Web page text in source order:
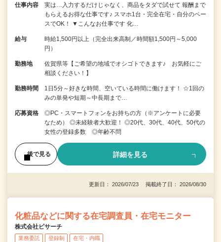
仕事内容
実は…入力するだけじゃなく、商品をタダで試せて 報酬まで
もらえるお得な仕事です♪ スマホ1台・完全在宅・自分のペー
スでOK！ ▼こんなお仕事です 化…
給与
時給1,500円以上（完全出来高制／時間額1,500円～5,000
円）
勤務地
佐賀県等【ご希望の地域でオシゴトできます♪ お気軽にご
相談ください！】
勤務時間
1日5分～好きな時間、空いている時間に働けます！ ☆1回の
みの単発や短期～中長期まで…
応募資格
◎PC・スマートフォンをお持ちの方（※アンケートに必要
なため） ◎未経験者大歓迎！ ◎20代、30代、40代、50代の
女性の登録多数 ◎年齢不問
後で見る 詳細を見る
更新日： 2026/07/23 掲載終了日： 2026/08/30
化粧品などに関する在宅調査員・在宅モニター
株式会社ビサーチ
業務委託 登録制 在宅・内職